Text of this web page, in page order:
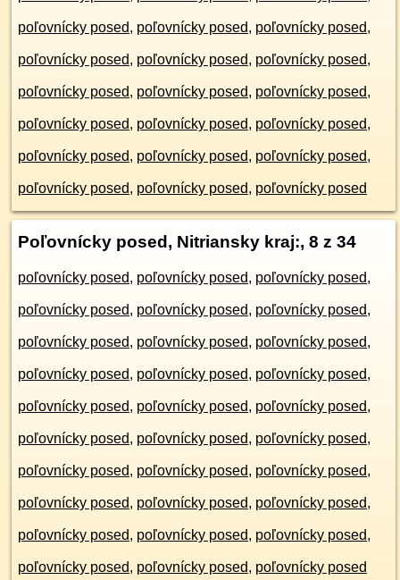
poľovnícky posed, poľovnícky posed, poľovnícky posed,
poľovnícky posed, poľovnícky posed, poľovnícky posed,
poľovnícky posed, poľovnícky posed, poľovnícky posed,
poľovnícky posed, poľovnícky posed, poľovnícky posed,
poľovnícky posed, poľovnícky posed, poľovnícky posed,
poľovnícky posed, poľovnícky posed, poľovnícky posed
Poľovnícky posed, Nitriansky kraj:, 8 z 34
poľovnícky posed, poľovnícky posed, poľovnícky posed,
poľovnícky posed, poľovnícky posed, poľovnícky posed,
poľovnícky posed, poľovnícky posed, poľovnícky posed,
poľovnícky posed, poľovnícky posed, poľovnícky posed,
poľovnícky posed, poľovnícky posed, poľovnícky posed,
poľovnícky posed, poľovnícky posed, poľovnícky posed,
poľovnícky posed, poľovnícky posed, poľovnícky posed,
poľovnícky posed, poľovnícky posed, poľovnícky posed,
poľovnícky posed, poľovnícky posed, poľovnícky posed,
poľovnícky posed, poľovnícky posed, poľovnícky posed